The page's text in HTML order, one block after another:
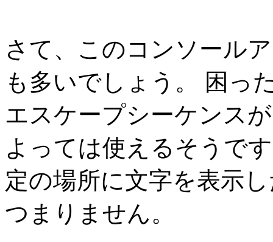
さて、このコンソール
も多いでしょう。 困っ
エスケープシーケンス
よっては使えるそうで
定の場所に文字を表示
つまりません。